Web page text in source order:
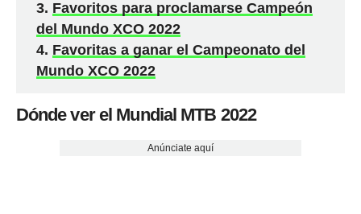
Favoritos para proclamarse Campeón
del Mundo XCO 2022
Favoritas a ganar el Campeonato del
Mundo XCO 2022
Dónde ver el Mundial MTB 2022
Anúnciate aquí